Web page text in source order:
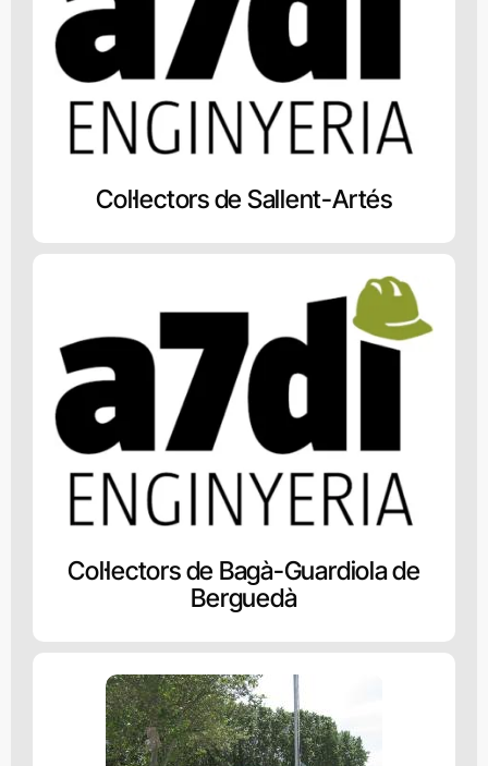
Col·lectors de Sallent-Artés
Col·lectors de Bagà-Guardiola de
Berguedà